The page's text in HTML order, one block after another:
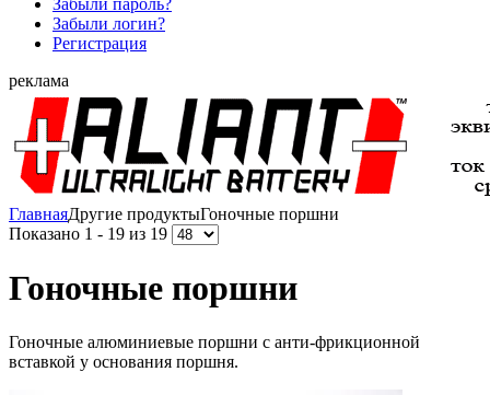
Забыли пароль?
Забыли логин?
Регистрация
реклама
ГлавнаяДругие продуктыГоночные поршни
Показано 1 - 19 из 19
Гоночные поршни
Гоночные алюминиевые поршни с анти-фрикционной
вставкой у основания поршня.